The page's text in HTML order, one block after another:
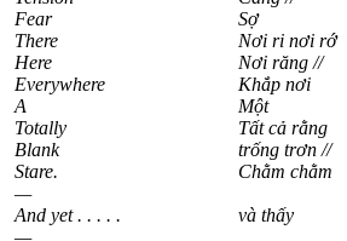
Fear
There
Here
Everywhere
A
Totally
Blank
Stare.
—
And yet . . . . .
Sợ
Nơi ri nơi rớ
Nơi răng //
Khắp nơi
Một
Tất cả rằng
trống trơn //
Chằm chằm
và thấy